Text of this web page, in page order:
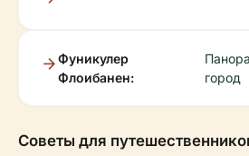
Фуникулер
Флоибанен:
город
Советы для